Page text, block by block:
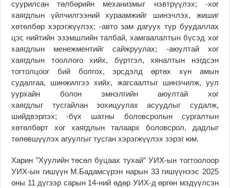
суурилсан төлбөрийн механизмыг нэвтрүүлэх; -хог
хаягдлын үйлчилгээний хураамжийг шинэчлэх, жишиг
хөтөлбөр хэрэгжүүлэх; -авто зам дагуух түр буудаллах
цэг, нийтийн эзэмшлийн талбай, хамгаалалтын бүсэд хог
хаягдлын менежментийг сайжруулах; -аюултай хог
хаягдлын тооллого хийх, бүртгэл, хяналтын нэгдсэн
тогтолцоог бий болгох, эрсдэлд өртөх хүн амын
судалгаа, шинжилгээ хийх, жагсаалтыг шинэчилж, уул
уурхайн болон эмнэлгийн аюултай хог
хаягдлыг тусгайлан зохицуулах асуудлыг судалж,
шийдвэрлэх; -бүх шатны боловсролын сургалтын
хөтөлбөрт хог хаягдлын талаарх боловсрол, дадлыг
төлөвшүүлэх агуулгыг тусган хэрэгжүүлэх зэрэг юм.
Харин ”Хуулийн төсөл буцаах тухай” УИХ-ын тогтоолоор
УИХ-ын гишүүн М.Бадамсүрэн нарын 33 гишүүнээс 2025
оны 11 дүгээр сарын 14-ний өдөр УИХ-д өргөн мэдүүлсэн